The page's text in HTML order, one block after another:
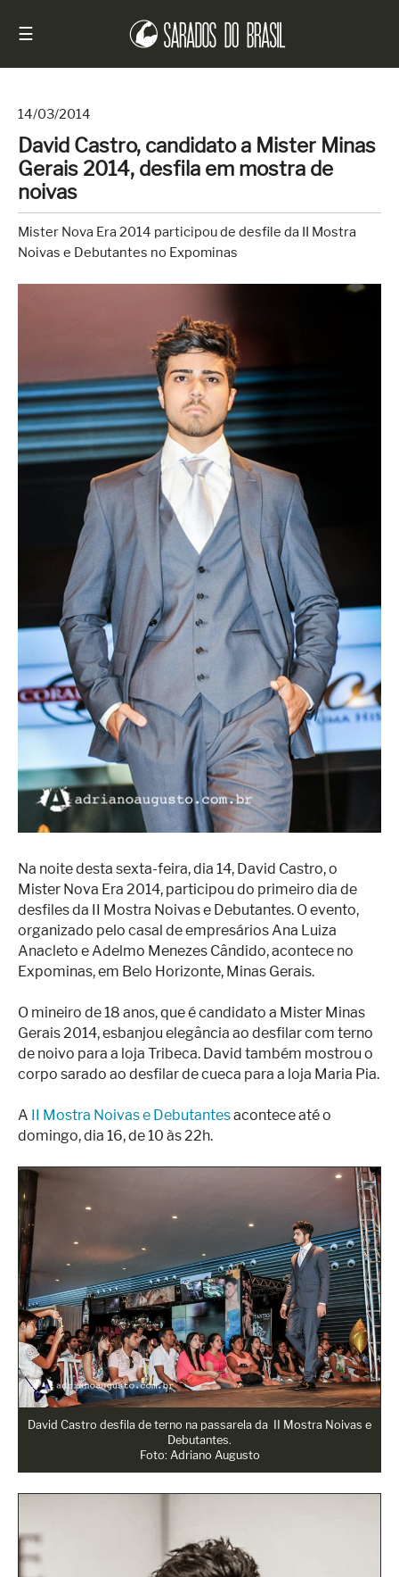
☰
Início
Notícias
Sarados
do
Brasil
Entrevistas
Superação
Fisiculturismo
Anabolizantes
Suplementação
Alimentação
Treino
Saúde
Ensaios
Concursos
Moda
Contato
14/03/2014
David Castro, candidato a Mister Minas
Gerais 2014, desfila em mostra de
noivas
Mister Nova Era 2014 participou de desfile da II Mostra
Noivas e Debutantes no Expominas
Na noite desta sexta-feira, dia 14, David Castro, o
Mister Nova Era 2014, participou do primeiro dia de
desfiles da II Mostra Noivas e Debutantes. O evento,
organizado pelo casal de empresários Ana Luiza
Anacleto e Adelmo Menezes Cândido, acontece no
Expominas, em Belo Horizonte, Minas Gerais.
O mineiro de 18 anos, que é candidato a Mister Minas
Gerais 2014, esbanjou elegância ao desfilar com terno
de noivo para a loja Tribeca. David também mostrou o
corpo sarado ao desfilar de cueca para a loja Maria Pia.
A II Mostra Noivas e Debutantesacontece até o
domingo, dia 16, de 10 às 22h.
David Castro desfila de terno na passarela da II Mostra Noivas e
Debutantes.
Foto: Adriano Augusto